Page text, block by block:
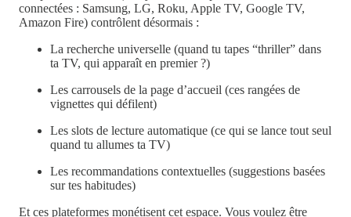
connectées : Samsung, LG, Roku, Apple TV, Google TV,
Amazon Fire) contrôlent désormais :
La recherche universelle (quand tu tapes “thriller” dans
ta TV, qui apparaît en premier ?)
Les carrousels de la page d’accueil (ces rangées de
vignettes qui défilent)
Les slots de lecture automatique (ce qui se lance tout seul
quand tu allumes ta TV)
Les recommandations contextuelles (suggestions basées
sur tes habitudes)
Et ces plateformes monétisent cet espace. Vous voulez être